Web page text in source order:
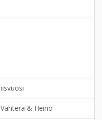
& Heino